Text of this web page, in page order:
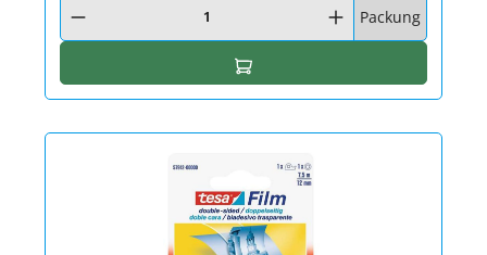
Packung
In den Warenkorb